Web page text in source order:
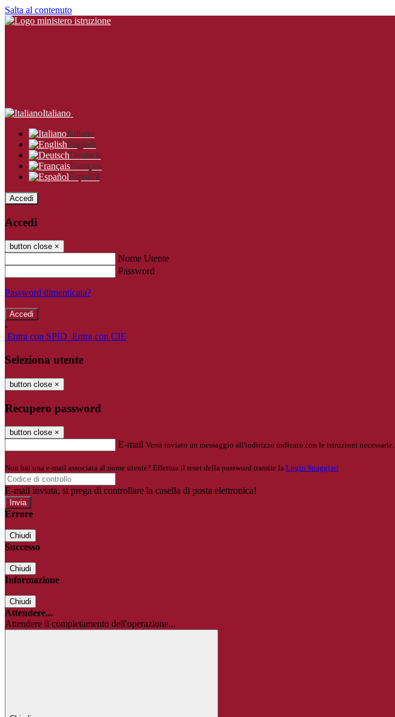
Salta al contenuto
Italiano
Italiano
English
Deutsch
Français
Español
Accedi
Accedi
button close ×
Nome Utente
Password
Password dimenticata?
-
Entra con SPID Entra con CIE
Seleziona utente
button close ×
Recupero password
button close ×
E-mail Verrà inviato un messaggio all'indirizzo indicato con le istruzioni necessarie.
Non hai una e-mail associata al nome utente? Effettua il reset della password tramite la Login Spaggiari
E-mail inviata, si prega di controllare la casella di posta elettronica!
Errore
Chiudi
Successo
Chiudi
Informazione
Chiudi
Attendere...
Attendere il completamento dell'operazione...